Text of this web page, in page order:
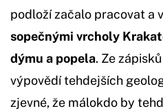
podloží začalo pracovat a
sopečnými vrcholy
dýmu a popela. Ze
výpovědí tehdejších
zjevné, že málokdo by